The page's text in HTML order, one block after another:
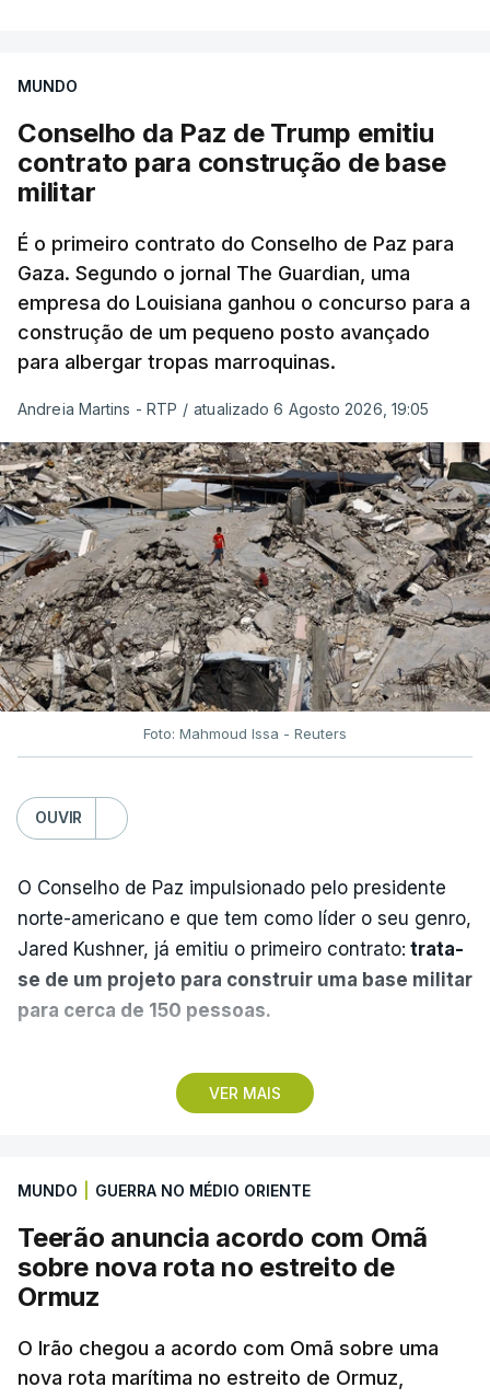
MUNDO
Conselho da Paz de Trump emitiu
contrato para construção de base
militar
É o primeiro contrato do Conselho de Paz para
Gaza. Segundo o jornal The Guardian, uma
empresa do Louisiana ganhou o concurso para a
construção de um pequeno posto avançado
para albergar tropas marroquinas.
Andreia Martins - RTP / atualizado 6 Agosto 2026, 19:05
Foto: Mahmoud Issa - Reuters
OUVIR
VER MAIS
O Conselho de Paz impulsionado pelo presidente
norte-americano e que tem como líder o seu genro,
Jared Kushner, já emitiu o primeiro contrato: trata-
se de um projeto para construir uma base militar
para cerca de 150 pessoas.
Segundo o diário britânicoThe Guardian
posto avançado deverá abrigar tropas
que já colaborou com a Administração norte-
americana em projetos no Médio Oriente,
nomeadamente no Iraque.
militar deverá ficar nos 60 por cento de
território de Gaza que Israel controla e a cerca
MUNDO GUERRA NO MÉDIO ORIENTE
Teerão anuncia acordo com Omã
sobre nova rota no estreito de
Ormuz
O Irão chegou a acordo com Omã sobre uma
nova rota marítima no estreito de Ormuz,